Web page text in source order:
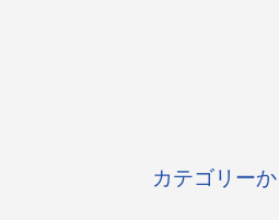
カテゴリー